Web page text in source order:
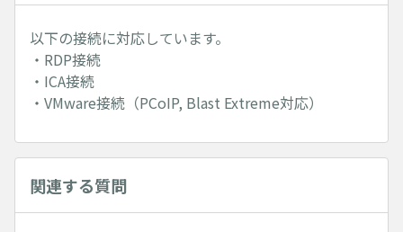
以下の接続に対応しています。
・RDP接続
・ICA接続
・VMware接続（PCoIP, Blast Extreme対応）
関連する質問